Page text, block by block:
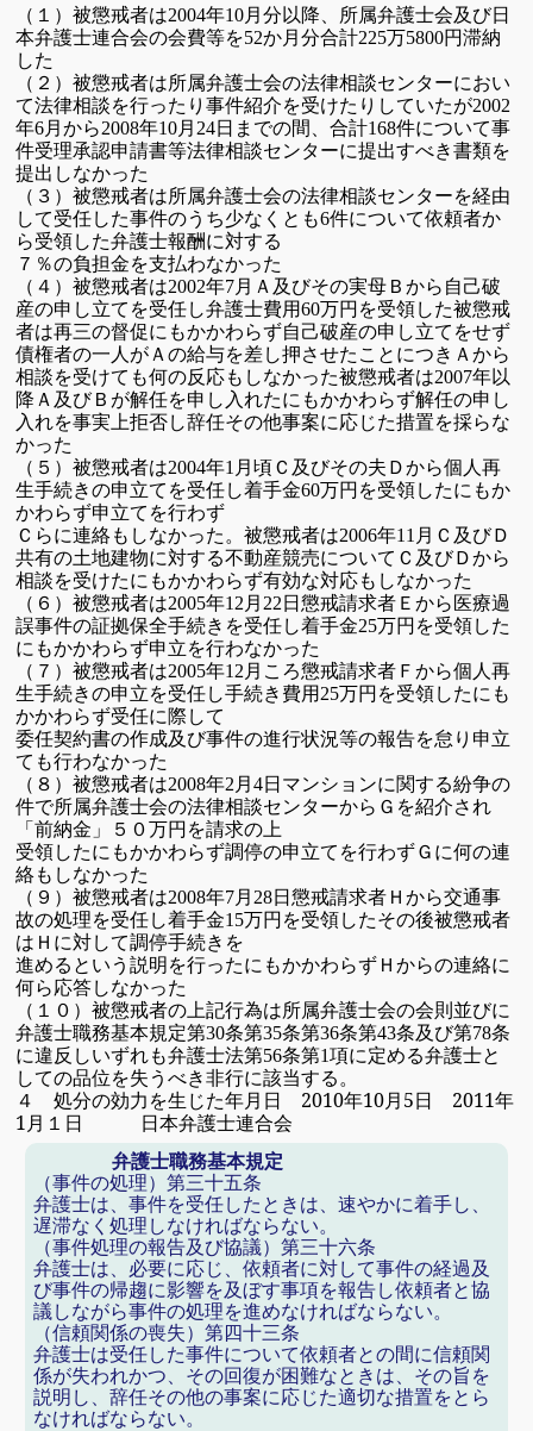
（１）被懲戒者は2004年10月分以降、所属弁護士会及び日
本弁護士連合会の会費等を52か月分合計225万5800円滞納
した
（２）被懲戒者は所属弁護士会の法律相談センターにおい
て法律相談を行ったり事件紹介を受けたりしていたが2002
年6月から2008年10月24日 までの間、合計168件について事
件受理承認申請書等法律相談センターに提出すべき書類を
提出しなかった
（３）被懲戒者は所属弁護士会の法律相談センターを経由
して受任した事件のうち少なくとも6件について依頼者か
ら受領した弁護士報酬に対する
７％の負担金を支払わなかった
（４）被懲戒者は2002年7月Ａ及びその実母Ｂから自己破
産の申し立てを受任し弁護士費用60万円を受領した被懲戒
者は再三の督促にもかかわらず自己破産の申し立てをせず
債権者の一人がＡの給与を差し押させたことにつきＡから
相談を受けても何の反応もしなかった被懲戒者は2007年以
降Ａ及びＢが解任を申し入れたにもかかわらず解任の申し
入れを事実上拒否し辞任その他事案に応じた措置を採らな
かった
（５）被懲戒者は2004年1 月頃Ｃ及びその夫Ｄから個人再
生手続きの申立てを受任し着手金60万円を受領したにもか
かわらず申立てを行わず
Ｃらに連絡もしなかった。被懲戒者は2006年11 月Ｃ及びＤ
共有の土地建物に対する不動産競売についてＣ及びＤから
相談を受けたにもかかわらず有効な対応もしなかった
（６）被懲戒者は2005年12月22日懲戒請求者Ｅから医療過
誤事件の証拠保全手続きを受任し着手金25万円を受領した
にもかかわらず申立を行わなかった
（７）被懲戒者は2005年12月ころ懲戒請求者Ｆから個人再
生手続きの申立を受任し手続き費用25万円を受領したにも
かかわらず受任に際して
委任契約書の作成及び事件の進行状況等の報告を怠り申立
ても行わなかった
（８）被懲戒者は2008年2月4日マンションに関する紛争の
件で所属弁護士会の法律相談センターからＧを紹介され
「前納金」５０万円を請求の上
受領したにもかかわらず調停の申立てを行わずＧに何の連
絡もしなかった
（９）被懲戒者は2008年7月28日懲戒請求者Ｈから交通事
故の処理を受任し着手金15万円を受領したその後被懲戒者
はＨに対して調停手続きを
進めるという説明を行ったにもかかわらずＨからの連絡に
何ら応答しなかった
（１０）被懲戒者の上記行為は所属弁護士会の会則並びに
弁護士職務基本規定第30条第35条第36条第43条及び第78条
に違反しいずれも弁護士法第56条第1項に定める弁護士と
しての品位を失うべき非行に該当する。
４ 処分の効力を生じた年月日
2010年10月5日 2011年
1月１日 日本弁護士連合会
弁護士職務基本規定
（事件の処理） 第三十五条
弁護士は、事件を受任したときは、速やかに着手し、
遅滞なく処理 しなければならない。
（事件処理の報告及び協議） 第三十六条
弁護士は、必要に応じ、依頼者に対して事件の経過及
び事件の帰趨に影響を及ぼす事項を報告し依頼者と協
議しながら事件の処理を進めなければならない。
（信頼関係の喪失） 第四十三条
弁護士は受任した事件について依頼者との間に信頼関
係が失われかつ、その回復が困難なときは、その旨を
説明し、辞任その他の事案に応じた適切な措置をとら
なければならない。